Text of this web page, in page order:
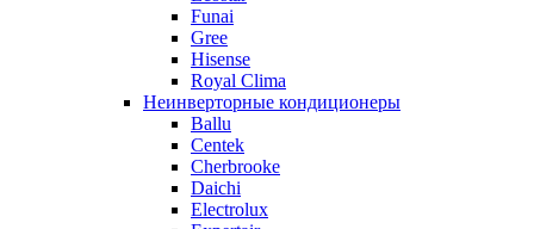
Funai
Gree
Hisense
Royal Clima
Неинверторные кондиционеры
Ballu
Centek
Cherbrooke
Daichi
Electrolux